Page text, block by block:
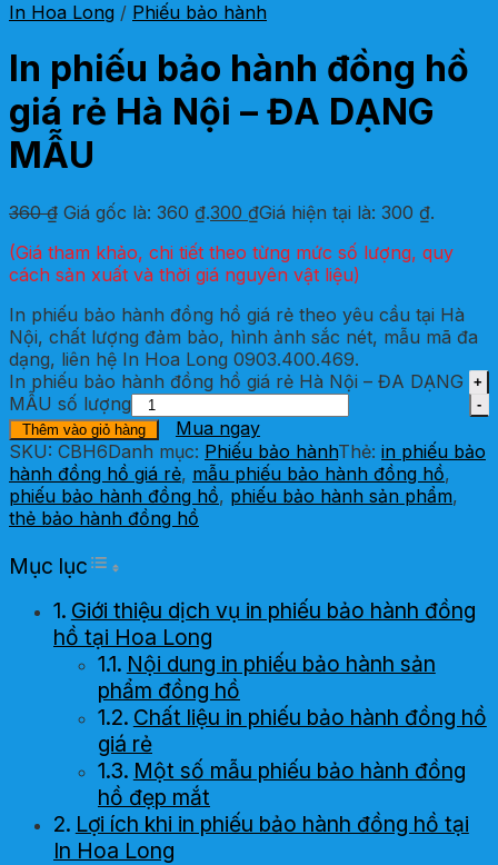
In Hoa Long / Phiếu bảo hành
In phiếu bảo hành đồng hồ
giá rẻ Hà Nội – ĐA DẠNG
MẪU
360₫ Giá gốc là: 360 ₫.300 ₫Giá hiện tại là: 300 ₫.
(Giá tham khảo, chi tiết theo từng mức số lượng, quy
cách sản xuất và thời giá nguyên vật liệu)
In phiếu bảo hành đồng hồ giá rẻ theo yêu cầu tại Hà
Nội, chất lượng đảm bảo, hình ảnh sắc nét, mẫu mã đa
dạng, liên hệ In Hoa Long 0903.400.469.
In phiếu bảo hành đồng hồ giá rẻ Hà Nội – ĐA DẠNG
MẪU số lượng
Thêm vào giỏ hàng
Mua ngay
SKU: CBH6Danh mục: Phiếu bảo hànhThẻ: in phiếu bảo
hành đồng hồ giá rẻ, mẫu phiếu bảo hành đồng hồ,
phiếu bảo hành đồng hồ, phiếu bảo hành sản phẩm,
thẻ bảo hành đồng hồ
Mục lục Toggle Table of Content
Giới thiệu dịch vụ in phiếu bảo hành đồng
hồ tại Hoa Long
Nội dung in phiếu bảo hành sản
phẩm đồng hồ
Chất liệu in phiếu bảo hành đồng hồ
giá rẻ
Một số mẫu phiếu bảo hành đồng
hồ đẹp mắt
Lợi ích khi in phiếu bảo hành đồng hồ tại
In Hoa Long